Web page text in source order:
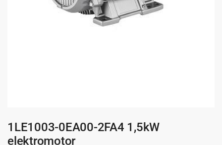
1LE1003-0EA00-2FA4 1,5kW
elektromotor